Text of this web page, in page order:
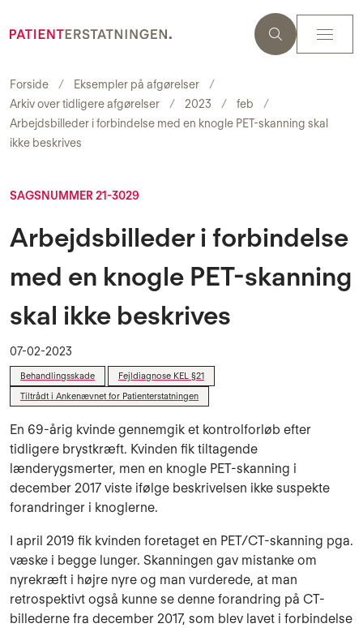
Forside
Eksempler på afgørelser
Arkiv over tidligere afgørelser
2023
feb
Arbejdsbilleder i forbindelse med en knogle PET-skanning skal
ikke beskrives
SAGSNUMMER 21-3029
Arbejdsbilleder i forbindelse
med en knogle PET-skanning
skal ikke beskrives
07-02-2023
Behandlingsskade
Fejldiagnose KEL §21
Tiltrådt i Ankenævnet for Patienterstatningen
En 69-årig kvinde gennemgik et kontrolforløb efter
tidligere brystkræft. Kvinden fik tiltagende
lænderygsmerter, men en knogle PET-skanning i
december 2017 viste ifølge beskrivelsen ikke suspekte
forandringer i knoglerne.
I april 2019 fik kvinden foretaget en PET/CT-skanning pga.
væske i begge lunger. Skanningen gav mistanke om
nyrekræft i højre nyre og man vurderede, at man
retrospektivt også kunne se denne forandring på CT-
billederne fra december 2017, som blev lavet i forbindelse